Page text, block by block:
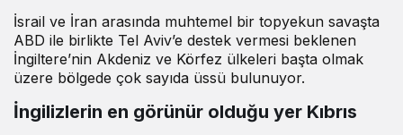
İsrail ve İran arasında muhtemel bir topyekun savaşta
ABD ile birlikte Tel Aviv’e destek vermesi beklenen
İngiltere’nin Akdeniz ve Körfez ülkeleri başta olmak
üzere bölgede çok sayıda üssü bulunuyor.
İngilizlerin en görünür olduğu yer Kıbrıs